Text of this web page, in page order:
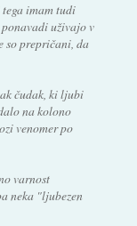
imam tudi
uživajo v
so prepričani, da
čudak, ki ljubi
na kolono
venomer po
varnost
neka "ljubezen